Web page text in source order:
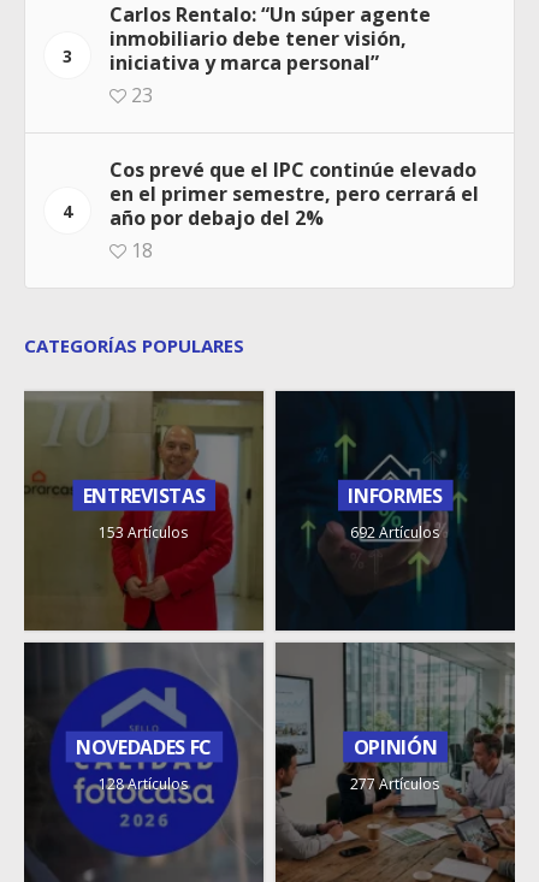
3
Carlos Rentalo: “Un súper agente
inmobiliario debe tener visión,
iniciativa y marca personal”
23
4
Cos prevé que el IPC continúe elevado
en el primer semestre, pero cerrará el
año por debajo del 2%
18
CATEGORÍAS POPULARES
ENTREVISTAS
153 Artículos
INFORMES
692 Artículos
NOVEDADES FC
128 Artículos
OPINIÓN
277 Artículos